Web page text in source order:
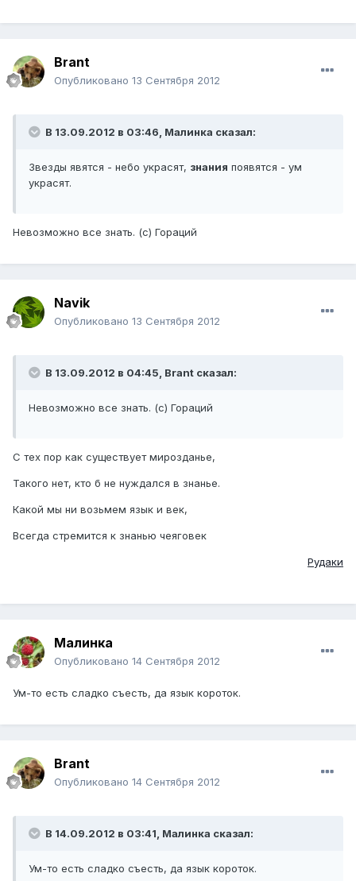
Brant
Опубликовано 13 Сентября 2012
В 13.09.2012 в 03:46, Малинка сказал:
Звезды явятся - небо украсят, знания появятся - ум
украсят.
Невозможно все знать. (с) Гораций
Navik
Опубликовано 13 Сентября 2012
В 13.09.2012 в 04:45, Brant сказал:
Невозможно все знать. (с) Гораций
С тех пор как существует мирозданье,
Такого нет, кто б не нуждался в знанье.
Какой мы ни возьмем язык и век,
Всегда стремится к знанью чеяговек
Рудаки
Малинка
Опубликовано 14 Сентября 2012
Ум-то есть сладко съесть, да язык короток.
Brant
Опубликовано 14 Сентября 2012
В 14.09.2012 в 03:41, Малинка сказал:
Ум-то есть сладко съесть, да язык короток.